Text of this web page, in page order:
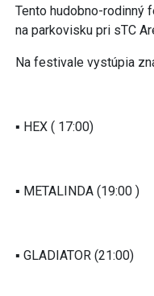
Tento hudobno-rodinný
na parkovisku pri sTC
Na festivale vystúpia
▪︎ HEX ( 17:00)
▪︎ METALINDA (19:00 )
▪︎ GLADIATOR (21:00)